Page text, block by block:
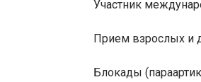
Участник
Прием взрослых и
Блокады